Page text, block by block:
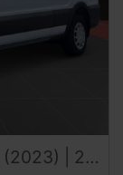
| Desde 403€/mes